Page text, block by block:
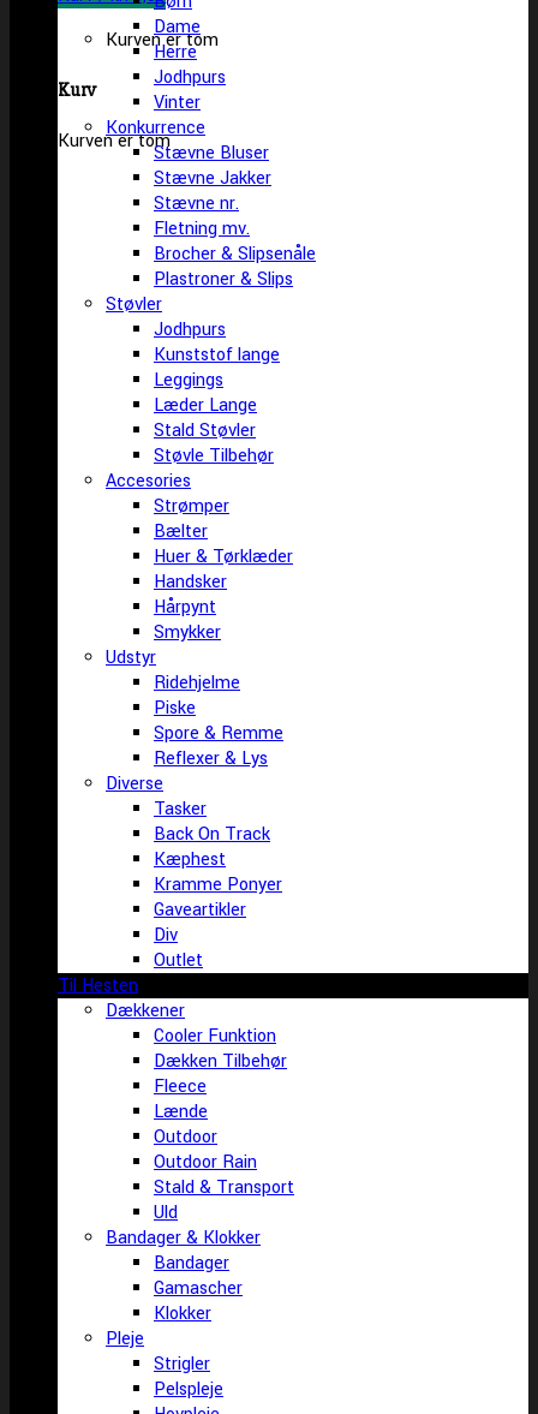
Kurven er tom
Kurv
Kurven er tom
Dame
Herre
Jodhpurs
Vinter
Konkurrence
Stævne Bluser
Stævne Jakker
Stævne nr.
Fletning mv.
Brocher & Slipsenåle
Plastroner & Slips
Støvler
Jodhpurs
Kunststof lange
Leggings
Læder Lange
Stald Støvler
Støvle Tilbehør
Accesories
Strømper
Bælter
Huer & Tørklæder
Handsker
Hårpynt
Smykker
Udstyr
Ridehjelme
Piske
Spore & Remme
Reflexer & Lys
Diverse
Tasker
Back On Track
Kæphest
Kramme Ponyer
Gaveartikler
Div
Outlet
Til Hesten
Dækkener
Cooler Funktion
Dækken Tilbehør
Fleece
Lænde
Outdoor
Outdoor Rain
Stald & Transport
Uld
Bandager & Klokker
Bandager
Gamascher
Klokker
Pleje
Strigler
Pelspleje